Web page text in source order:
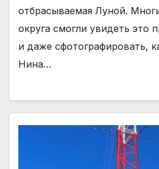
отбрасываемая Луной.
округа смогли увидеть это
и даже сфотографировать,
Нина…